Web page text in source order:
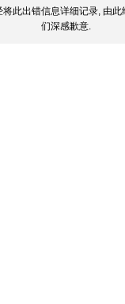
将此出错信息详细记录, 由
们深感歉意.